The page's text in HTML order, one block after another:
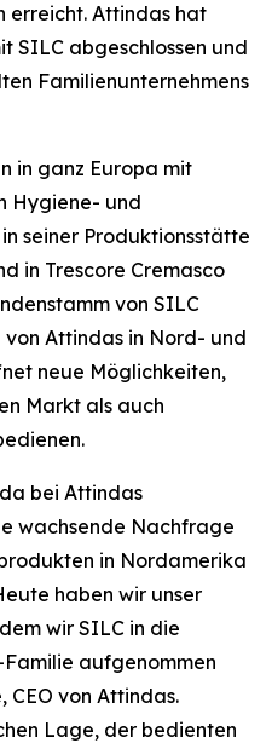
erreicht. Attindas hat
SILC abgeschlossen und
Familienunternehmens
in ganz Europa mit
Hygiene- und
seiner Produktionsstätte
in Trescore Cremasco
von SILC
Attindas in Nord- und
neue Möglichkeiten,
Markt als auch
bei Attindas
wachsende Nachfrage
in Nordamerika
haben wir unser
wir SILC in die
aufgenommen
CEO von Attindas.
Lage, der bedienten